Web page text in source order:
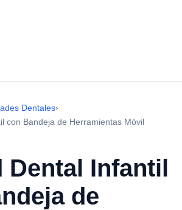
Dentales›
con Bandeja de Herramientas Móvil
Dental Infantil
de